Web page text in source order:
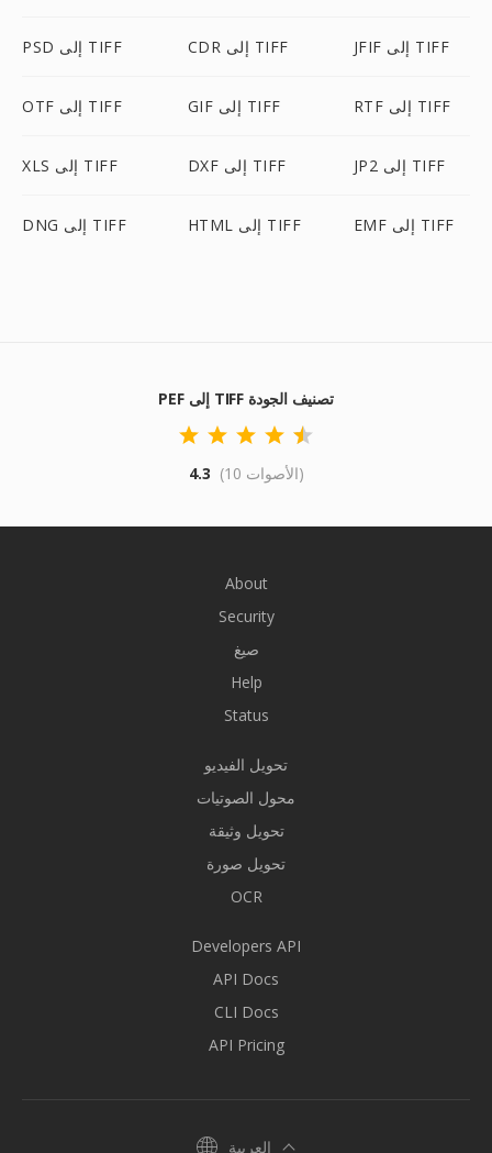
PSD إلى TIFF CDR إلى TIFF JFIF إلى TIFF
OTF إلى TIFF GIF إلى TIFF RTF إلى TIFF
XLS إلى TIFF DXF إلى TIFF JP2 إلى TIFF
DNG إلى TIFF HTML إلى TIFF EMF إلى TIFF
PEF إلى TIFF تصنيف الجودة
4.3 (10 الأصوات)
About
Security
صيغ
Help
Status
تحويل الفيديو
محول الصوتيات
تحويل وثيقة
تحويل صورة
OCR
Developers API
API Docs
CLI Docs
API Pricing
العربية